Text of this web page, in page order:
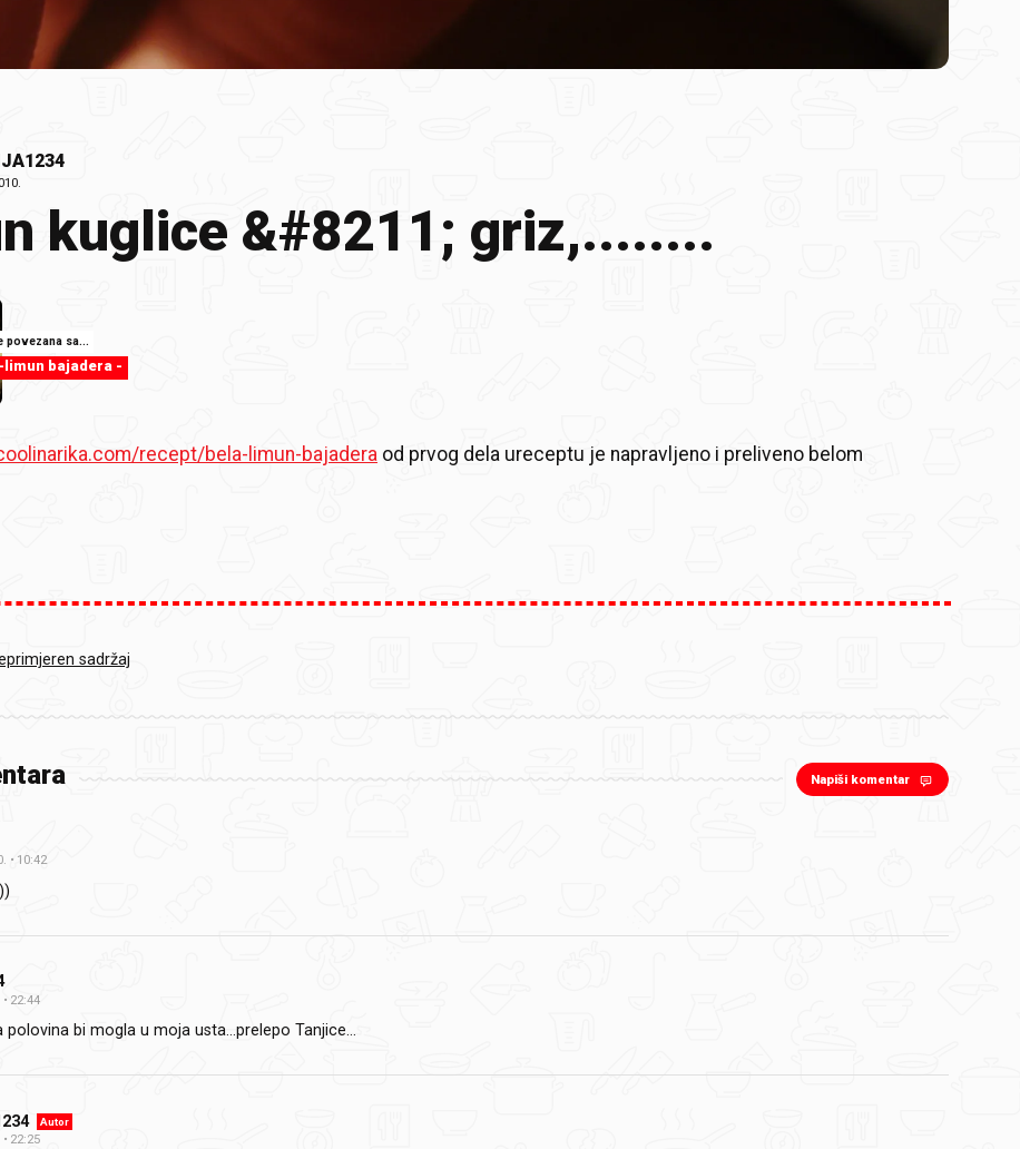
kuglice &#8211; griz,........
povezana sa...
limun bajadera -
recept/bela-limun-bajadera od prvog dela ureceptu je napravljeno i preliveno belom
sadržaj
Napiši komentar
10:42
22:44
polovina bi mogla u moja usta…prelepo Tanjice…
Autor
22:25